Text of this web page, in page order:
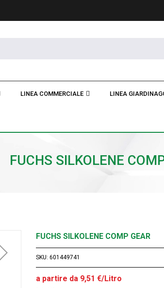
LINEA COMMERCIALE LINEA
FUCHS SILKOLENE
FUCHS SILKOLENE COMP GEAR
SKU 601449741
a partire da 9,51 €/Litro